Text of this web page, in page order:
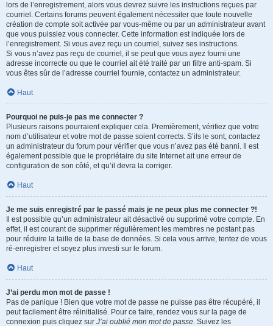
lors de l’enregistrement, alors vous devrez suivre les instructions reçues par
courriel. Certains forums peuvent également nécessiter que toute nouvelle
création de compte soit activée par vous-même ou par un administrateur avant
que vous puissiez vous connecter. Cette information est indiquée lors de
l’enregistrement. Si vous avez reçu un courriel, suivez ses instructions.
Si vous n’avez pas reçu de courriel, il se peut que vous ayez fourni une
adresse incorrecte ou que le courriel ait été traité par un filtre anti-spam. Si
vous êtes sûr de l’adresse courriel fournie, contactez un administrateur.
Haut
Pourquoi ne puis-je pas me connecter ?
Plusieurs raisons pourraient expliquer cela. Premièrement, vérifiez que votre
nom d’utilisateur et votre mot de passe soient corrects. S’ils le sont, contactez
un administrateur du forum pour vérifier que vous n’avez pas été banni. Il est
également possible que le propriétaire du site Internet ait une erreur de
configuration de son côté, et qu’il devra la corriger.
Haut
Je me suis enregistré par le passé mais je ne peux plus me connecter ?!
Il est possible qu’un administrateur ait désactivé ou supprimé votre compte. En
effet, il est courant de supprimer régulièrement les membres ne postant pas
pour réduire la taille de la base de données. Si cela vous arrive, tentez de vous
ré-enregistrer et soyez plus investi sur le forum.
Haut
J’ai perdu mon mot de passe !
Pas de panique ! Bien que votre mot de passe ne puisse pas être récupéré, il
peut facilement être réinitialisé. Pour ce faire, rendez vous sur la page de
connexion puis cliquez sur J’ai oublié mon mot de passe. Suivez les